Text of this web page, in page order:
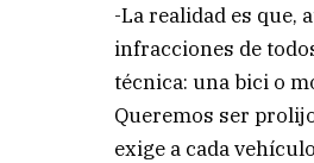
-La realidad es que,
infracciones de
técnica: una bici o
Queremos ser
exige a cada